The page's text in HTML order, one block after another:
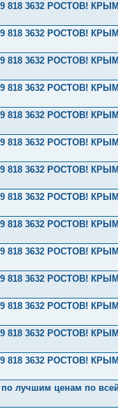
818 3632 РОСТОВ!
818 3632 РОСТОВ!
818 3632 РОСТОВ!
818 3632 РОСТОВ!
818 3632 РОСТОВ!
818 3632 РОСТОВ!
818 3632 РОСТОВ!
818 3632 РОСТОВ!
818 3632 РОСТОВ!
818 3632 РОСТОВ!
818 3632 РОСТОВ!
818 3632 РОСТОВ!
818 3632 РОСТОВ!
818 3632 РОСТОВ!
по лучшим ценам по